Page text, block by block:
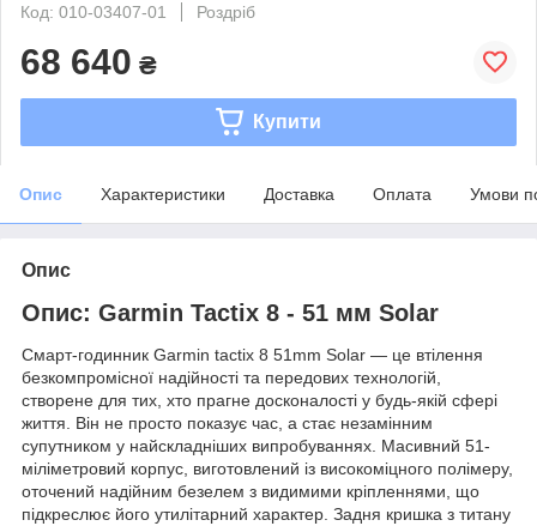
Код: 010-03407-01
Роздріб
68 640 ₴
Купити
Опис Характеристики Доставка Оплата Умови
Опис
Опис: Garmin Tactix 8 - 51 мм Solar
Смарт-годинник Garmin tactix 8 51mm Solar — це втілення
безкомпромісної надійності та передових технологій,
створене для тих, хто прагне досконалості у будь-якій сфері
життя. Він не просто показує час, а стає незамінним
супутником у найскладніших випробуваннях. Масивний 51-
міліметровий корпус, виготовлений із високоміцного полімеру,
оточений надійним безелем з видимими кріпленнями, що
підкреслює його утилітарний характер. Задня кришка з титану